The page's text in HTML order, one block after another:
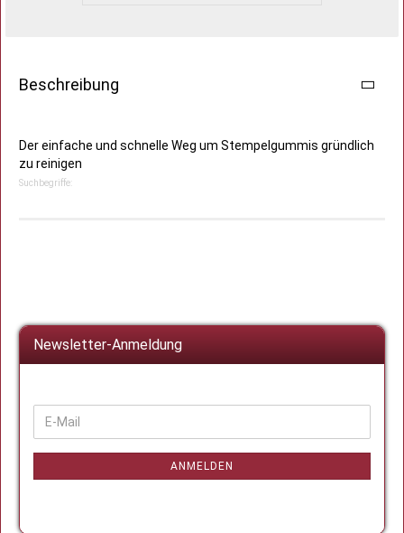
Beschreibung
Der einfache und schnelle Weg um Stempelgummis gründlich
zu reinigen
Suchbegriffe:
Newsletter-Anmeldung
WEITER
ZUR
NEWSLETTER-
E-
Mail
ANMELDEN